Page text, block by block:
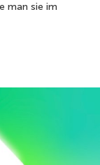
man sie im